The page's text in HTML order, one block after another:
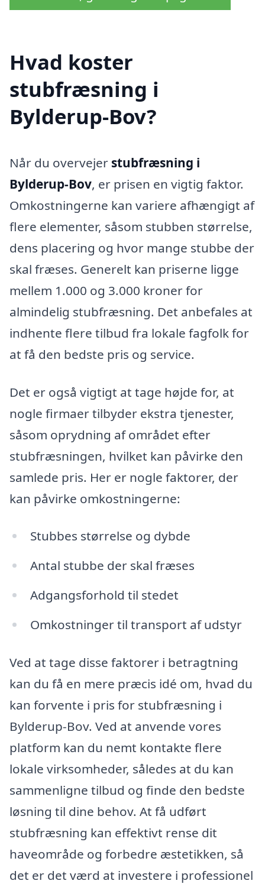
Hvad koster
stubfræsning i
Bylderup-Bov?
Når du overvejer stubfræsning i
Bylderup-Bov, er prisen en vigtig faktor.
Omkostningerne kan variere afhængigt af
flere elementer, såsom stubben størrelse,
dens placering og hvor mange stubbe der
skal fræses. Generelt kan priserne ligge
mellem 1.000 og 3.000 kroner for
almindelig stubfræsning. Det anbefales at
indhente flere tilbud fra lokale fagfolk for
at få den bedste pris og service.
Det er også vigtigt at tage højde for, at
nogle firmaer tilbyder ekstra tjenester,
såsom oprydning af området efter
stubfræsningen, hvilket kan påvirke den
samlede pris. Her er nogle faktorer, der
kan påvirke omkostningerne:
Stubbes størrelse og dybde
Antal stubbe der skal fræses
Adgangsforhold til stedet
Omkostninger til transport af udstyr
Ved at tage disse faktorer i betragtning
kan du få en mere præcis idé om, hvad du
kan forvente i pris for stubfræsning i
Bylderup-Bov. Ved at anvende vores
platform kan du nemt kontakte flere
lokale virksomheder, således at du kan
sammenligne tilbud og finde den bedste
løsning til dine behov. At få udført
stubfræsning kan effektivt rense dit
haveområde og forbedre æstetikken, så
det er det værd at investere i professionel